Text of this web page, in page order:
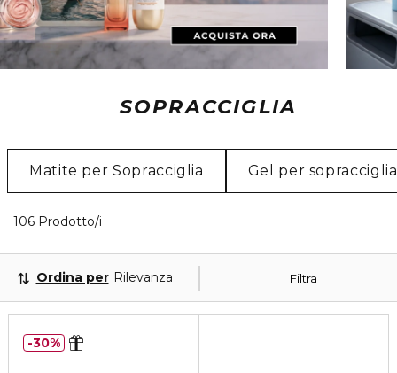
SOPRACCIGLIA
Matite per Sopracciglia Gel per sopracciglia
106 Prodotto/i
Filtra
Ordina per Rilevanza
30%